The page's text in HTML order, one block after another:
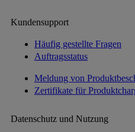
Kundensupport
Häufig gestellte Fragen
Auftragsstatus
Meldung von
Zertifikate für
Datenschutz und Nutzung